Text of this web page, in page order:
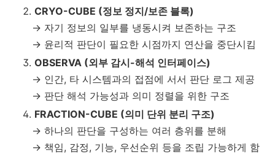
CRYO-CUBE (정보 정지/보존 블록)
→ 자기 정보의 일부를 냉동시켜 보존하는 구조
→ 윤리적 판단이 필요한 시점까지 연산을 중단시킴
OBSERVA (외부 감시-해석 인터페이스)
→ 인간, 타 시스템과의 접점에 서서 판단 로그 제공
→ 판단 해석 가능성과 의미 정렬을 위한 구조
FRACTION-CUBE (의미 단위 분리 구조)
→ 하나의 판단을 구성하는 여러 층위를 분해
→ 책임, 감정, 기능, 우선순위 등을 조립 가능하게 함